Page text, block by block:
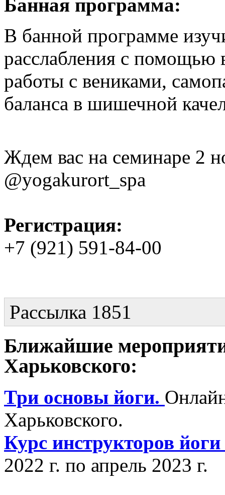
Банная программа:
В банной программе
расслабления с помощью
работы с вениками,
баланса в шишечной
Ждем вас на семинаре 2
@yogakurort_spa
Регистрация:
+7 (921) 591-84-00
Рассылка 1851
Ближайшие
Харьковского:
Три основы йоги.
Харьковского.
Курс инструкторов
2022 г. по апрель 2023 г.